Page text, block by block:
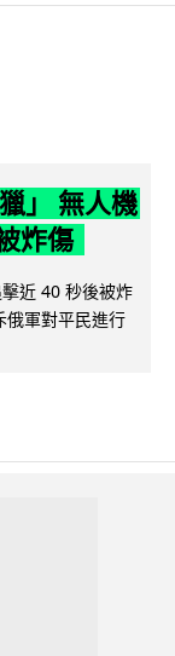
」 無人機
炸傷
近 40 秒後被炸
俄軍對平民進行